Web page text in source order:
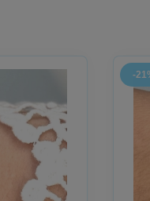
— lecz wyborem
-